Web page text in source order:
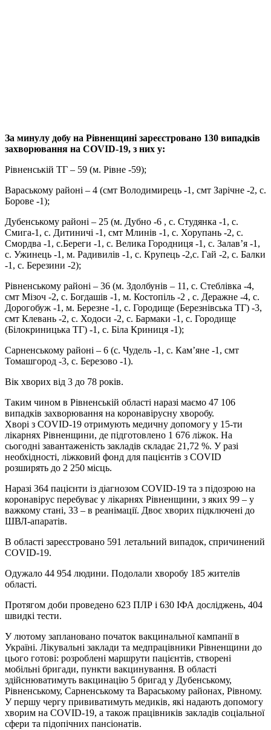
За минулу добу на Рівненщині зареєстровано 130 випадків
захворювання на COVID-19, з них у:
Рівненській ТГ – 59 (м. Рівне -59);
Вараському районі – 4 (смт Володимирець -1, смт Зарічне -2, с.
Борове -1);
Дубенському районі – 25 (м. Дубно -6 , с. Студянка -1, с.
Смига-1, с. Дитиничі -1, смт Млинів -1, с. Хорупань -2, с.
Смордва -1, с.Береги -1, с. Велика Городниця -1, с. Залав’я -1,
с. Ужинець -1, м. Радивилів -1, с. Крупець -2,с. Гай -2, с. Балки
-1, с. Березини -2);
Рівненському районі – 36 (м. Здолбунів – 11, с. Стеблівка -4,
смт Мізоч -2, с. Богдашів -1, м. Костопіль -2 , с. Деражне -4, с.
Дорогобуж -1, м. Березне -1, с. Городище (Березнівська ТГ) -3,
смт Клевань -2, с. Ходоси -2, с. Бармаки -1, с. Городище
(Білокриницька ТГ) -1, с. Біла Криниця -1);
Сарненському районі – 6 (с. Чудель -1, с. Кам’яне -1, смт
Томашгород -3, с. Березово -1).
Вік хворих від 3 до 78 років.
Таким чином в Рівненській області наразі маємо 47 106
випадків захворювання на коронавірусну хворобу.
Хворі з COVID-19 отримують медичну допомогу у 15-ти
лікарнях Рівненщини, де підготовлено 1 676 ліжок. На
сьогодні завантаженість закладів складає 21,72 %. У разі
необхідності, ліжковий фонд для пацієнтів з COVID
розширять до 2 250 місць.
Наразі 364 пацієнти із діагнозом COVID-19 та з підозрою на
коронавірус перебуває у лікарнях Рівненщини, з яких 99 – у
важкому стані, 33 – в реанімації. Двоє хворих підключені до
ШВЛ-апаратів.
В області зареєстровано 591 летальний випадок, спричинений
COVID-19.
Одужало 44 954 людини. Подолали хворобу 185 жителів
області.
Протягом доби проведено 623 ПЛР і 630 ІФА досліджень, 404
швидкі тести.
У лютому заплановано початок вакцинальної кампанії в
Україні. Лікувальні заклади та медпрацівники Рівненщини до
цього готові: розроблені маршрути пацієнтів, створені
мобільні бригади, пункти вакцинування. В області
здійснюватимуть вакцинацію 5 бригад у Дубенському,
Рівненському, Сарненському та Вараському районах, Рівному.
У першу чергу прививатимуть медиків, які надають допомогу
хворим на COVID-19, а також працівників закладів соціальної
сфери та підопічних пансіонатів.